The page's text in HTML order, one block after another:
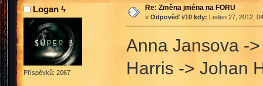
Logan ϟ
Příspěvků: 2067
Re: Změna jména na FORU
« Odpověď #10 kdy: Leden 27, 2012,
Anna Jansova -
Harris -> Johan